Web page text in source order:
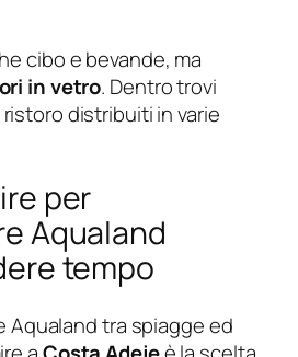
cibo e bevande, ma
in vetro. Dentro trovi
distribuiti in varie
per
Aqualand
tempo
Aqualand tra spiagge ed